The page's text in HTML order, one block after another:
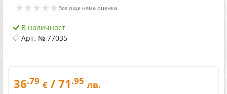
★★★★★ Все още няма оценка
В наличност
Арт. № 77035
36.79 € / 71 .95 лв.